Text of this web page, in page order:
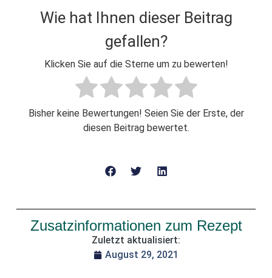
Wie hat Ihnen dieser Beitrag
gefallen?
Klicken Sie auf die Sterne um zu bewerten!
Bisher keine Bewertungen! Seien Sie der Erste, der
diesen Beitrag bewertet.
Zusatzinformationen zum Rezept
Zuletzt aktualisiert:
August 29, 2021